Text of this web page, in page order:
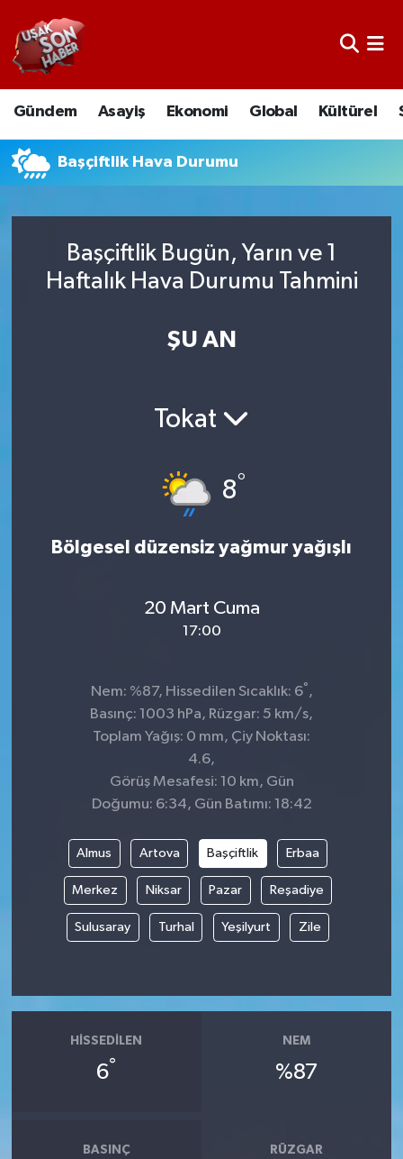
Gündem Asayiş Ekonomi Global Kültürel
Başçiftlik Hava Durumu
Başçiftlik Bugün, Yarın ve 1
Haftalık Hava Durumu Tahmini
ŞU AN
Tokat
8°
Bölgesel düzensiz yağmur yağışlı
20 Mart Cuma
17:00
Nem: %87, Hissedilen Sıcaklık: 6° ,
Basınç: 1003 hPa, Rüzgar: 5 km/s,
Toplam Yağış: 0 mm, Çiy Noktası:
4.6,
Görüş Mesafesi: 10 km, Gün
Doğumu: 6:34, Gün Batımı: 18:42
Almus Artova Başçiftlik Erbaa
Merkez Niksar Pazar Reşadiye
Sulusaray Turhal Yeşilyurt Zile
HISSEDILEN
6°
NEM
%87
BASINÇ RÜZGAR
Uşak Nöbetçi Eczaneler
Uşak Hava Durumu
Uşak Namaz Vakitleri
Süper Lig Puan Durumu ve Fikstür
Son Dakika Haberleri